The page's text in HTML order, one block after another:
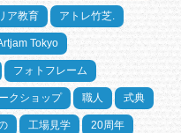
ア教育 アトレ竹芝.
Tokyo
フォトフレーム
クショップ 職人 式典
工場見学 20周年